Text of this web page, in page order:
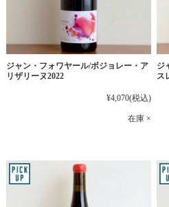
ジャン・フォワヤール/ボジョレー・ア
リザリーヌ2022
¥4,070(税込)
在庫 ×
ジ
ス